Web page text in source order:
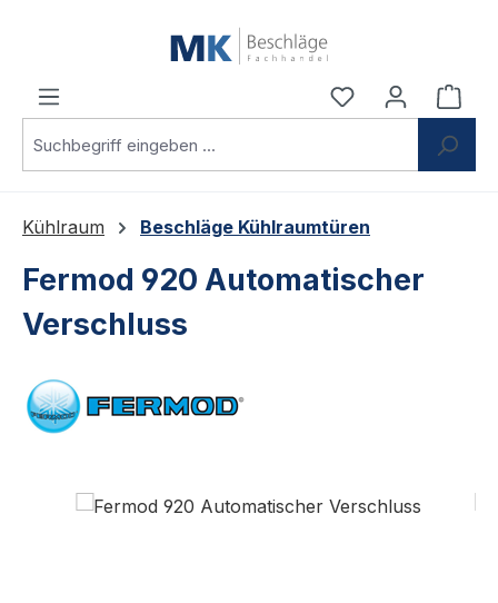
Du hast 0
Kühlraum Beschläge Kühlraumtüren
Fermod 920 Automatischer
Verschluss